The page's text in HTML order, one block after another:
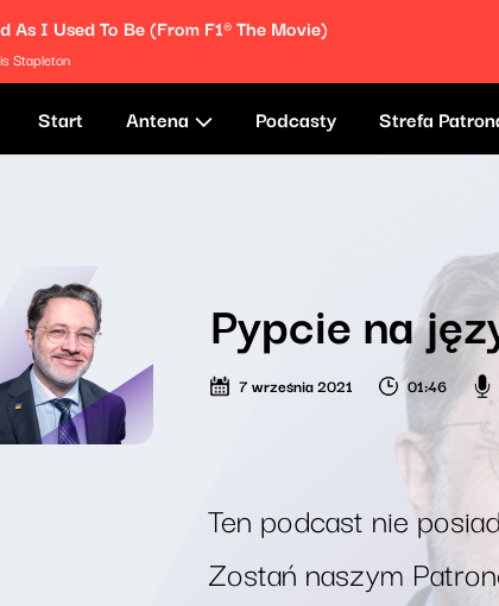
As I Used To Be (From F1® The Movie)
Stapleton
Start Antena Podcasty Strefa
Pypcie na
7 września 2021 01:46
Ten podcast nie
Zostań naszym